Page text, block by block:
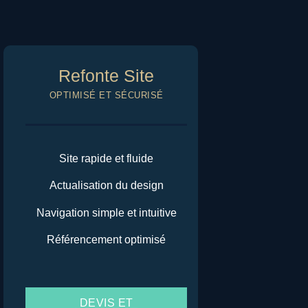
Refonte Site
OPTIMISÉ ET SÉCURISÉ
Site rapide et fluide
Actualisation du design
Navigation simple et intuitive
Référencement optimisé
DEVIS ET